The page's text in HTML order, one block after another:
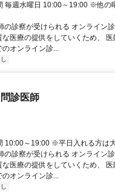
毎週水曜日 10:00～19:00 ※他の
の診察が受けられる オンライン
医療の提供をしていくため、 医
オンライン診...
診医師
10:00～19:00 ※平日入れる方は
の診察が受けられる オンライン
医療の提供をしていくため、 医
オンライン診...